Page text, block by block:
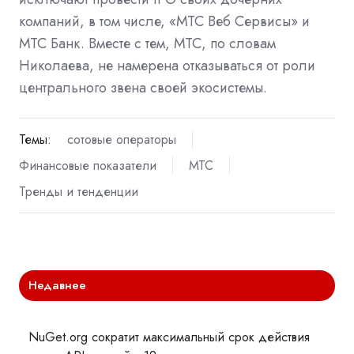
компаний, в том числе, «МТС Веб Сервисы» и
МТС Банк. Вместе с тем, МТС, по словам
Николаева, не намерена отказываться от роли
центрального звена своей экосистемы.
Темы:
сотовые операторы
Финансовые показатели
МТС
Тренды и тенденции
Недавнее
NuGet.org сократит максимальный срок действия